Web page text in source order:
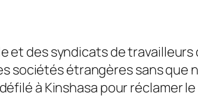
et des syndicats de
sociétés étrangères sans que
à Kinshasa pour réclamer